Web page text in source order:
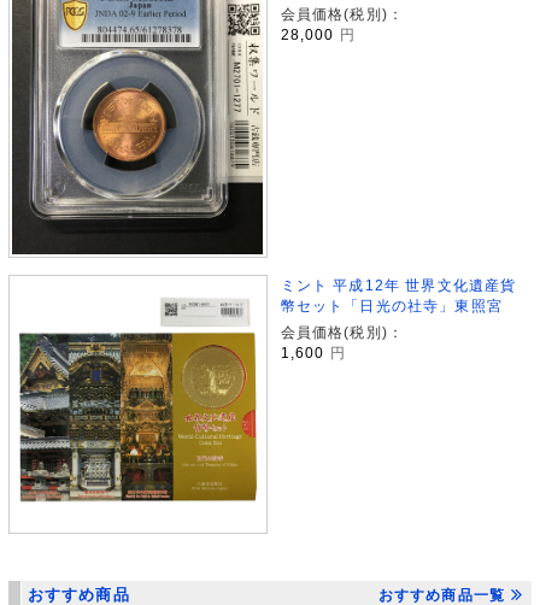
会員価格(税別)：
28,000 円
ミント 平成12年 世界文化遺産貨
幣セット「日光の社寺」東照宮
会員価格(税別)：
1,600 円
おすすめ商品 おすすめ商品一覧